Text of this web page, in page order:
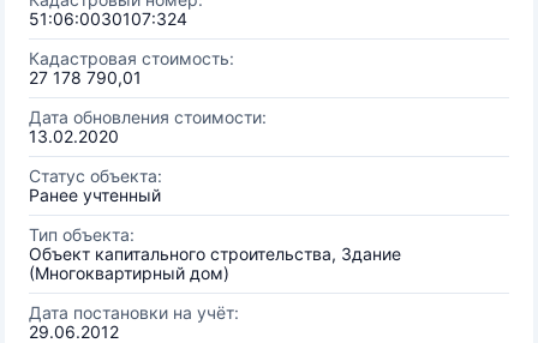
51:06:0030107:324
Кадастровая стоимость:
27 178 790,01
Дата обновления стоимости:
13.02.2020
Статус объекта:
Ранее учтенный
Тип объекта:
Объект капитального строительства, Здание
(Многоквартирный дом)
Дата постановки на учёт:
29.06.2012